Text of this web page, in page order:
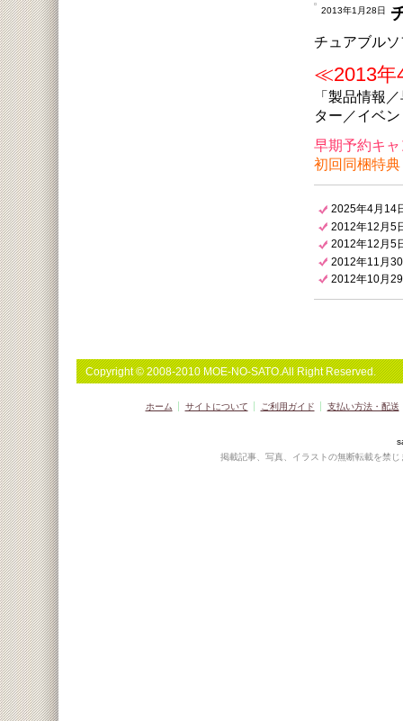
2013年1月28日
チュアブル
≪2013年
「製品情報
ター／イベ
早期予約キ
初回同梱特典
2025年4月14
2012年12月5
2012年12月5
2012年11月
2012年10月
Copyright © 2008-2010 MOE-NO-SATO.All Right Reserved.
ホーム サイトについて ご利用ガイド 支払い方法・配送
掲載記事、写真、イラストの無断転載を禁